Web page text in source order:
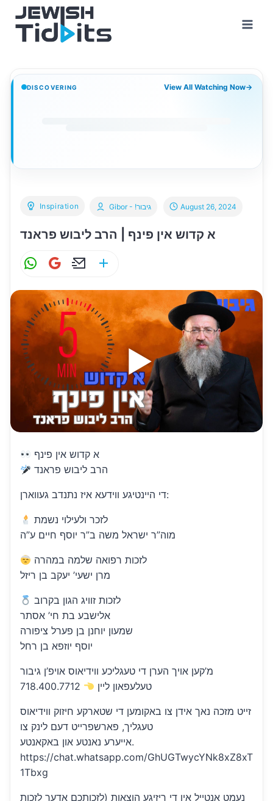
content
DISCOVERING View All Watching Now→
Inspiration
א קדוש אין פינף | הרב ליבוש פראנד
Gibor - !גיבור August 26, 2024
W
at
s
A
p
G
ai
l
E
ai
l
ar
e
א קדוש אין פינף
הרב ליבוש פראנד
די היינטיגע ווידעא איז נתנדב געווארן:
לזכר ולעילוי נשמת
מוה”ר ישראל משה ב”ר יוסף חיים ע”ה
לזכות רפואה שלמה במהרה
מרן ישעי’ יעקב בן ריזל
לזכות זוויג הגון בקרוב
אלישבע בת חי’ אסתר
שמעון יוחנן בן פערל ציפורה
יוסף יוזפא בן רחל
מ’קען אויך הערן די טעגליכע ווידיאוס אויפ’ן גיבור
טעלעפאון ליין
זייט מזכה נאך אידן צו באקומען די שטארקע חיזוק ווידיאוס
טעגליך, פארשפרייט דעם לינק צו
אייערע נאנטע און באקאנטע.
https://chat.whatsapp.com/GhUGTwycYNk8xZ8xT
1Tbxg
נעמט אנטייל אין די ריזיגע הוצאות (לזכותכם אדער לזכות